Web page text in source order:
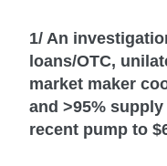
1/ An
loans/OTC,
market maker
and >95%
recent pump to